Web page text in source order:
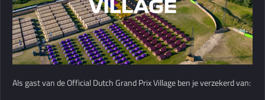
Als gast van de Official Dutch Grand Prix Village ben je verzekerd van: